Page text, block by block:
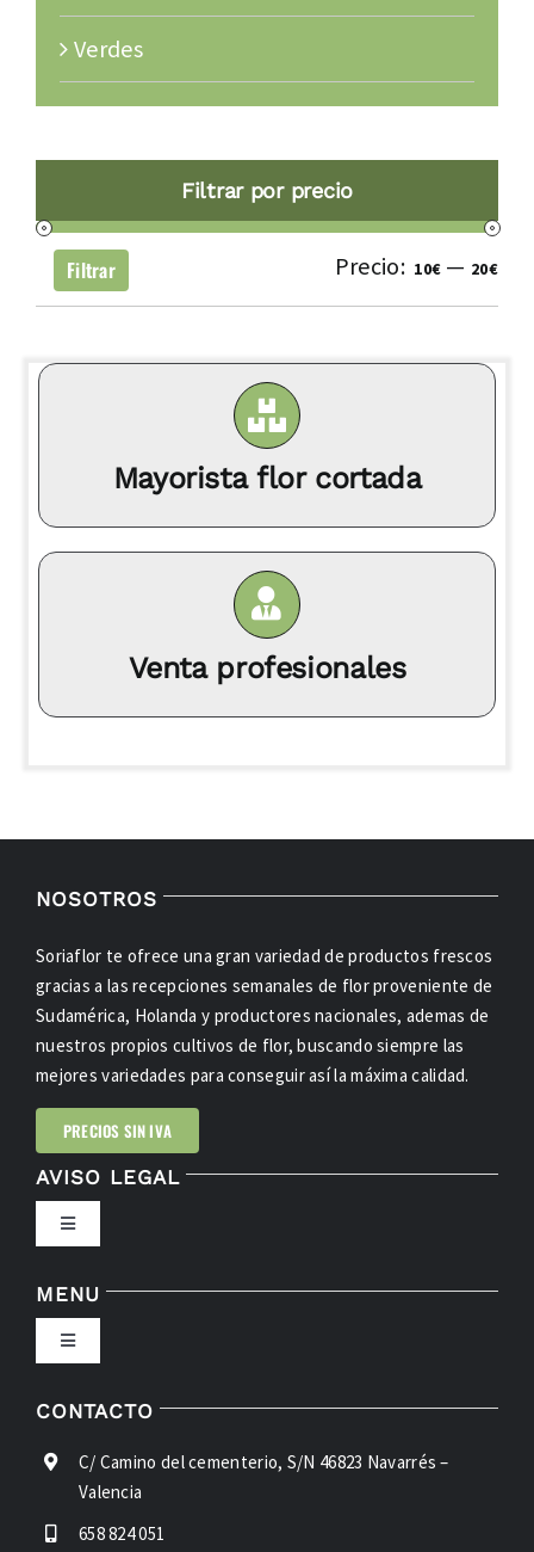
Verdes
Filtrar por precio
Filtrar Precio: 10€ — 20€
Mayorista flor cortada
Venta profesionales
NOSOTROS
Soriaflor te ofrece una gran variedad de productos frescos
gracias a las recepciones semanales de flor proveniente de
Sudamérica, Holanda y productores nacionales, ademas de
nuestros propios cultivos de flor, buscando siempre las
mejores variedades para conseguir así la máxima calidad.
PRECIOS SIN IVA
AVISO LEGAL
Toggle
POLÍTICA DE PRIVACIDAD
CONDICIONES DE USO
ACCESIBILIDAD
MENU
Toggle
INICIO
FLORES
CONTACTO
C/ Camino del cementerio, S/N 46823 Navarrés –
Valencia
658 824 051